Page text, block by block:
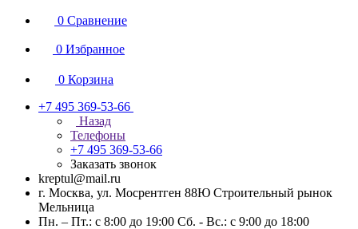
0 Сравнение
0 Избранное
0 Корзина
+7 495 369-53-66
Назад
Телефоны
+7 495 369-53-66
Заказать звонок
kreptul@mail.ru
г. Москва, ул. Мосрентген 88Ю Строительный рынок
Мельница
Пн. – Пт.: с 8:00 до 19:00 Сб. - Вс.: с 9:00 до 18:00